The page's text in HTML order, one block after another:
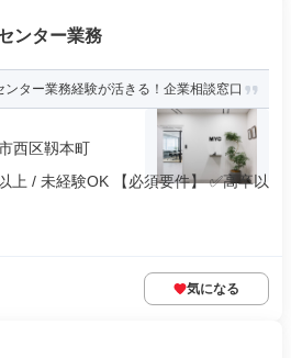
ンター業務
ター業務経験が活きる！企業相談窓口
西区靱本町
上 / 未経験OK 【必須要件】 ✅高卒以
気になる